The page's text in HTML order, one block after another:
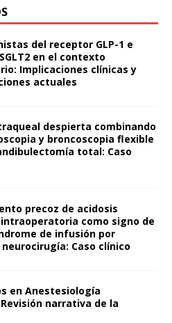
del receptor GLP-1 e
en el contexto
Implicaciones clínicas y
actuales
despierta combinando
y broncoscopia flexible
total: Caso
precoz de acidosis
como signo de
de infusión por
Caso clínico
en Anestesiología
narrativa de la